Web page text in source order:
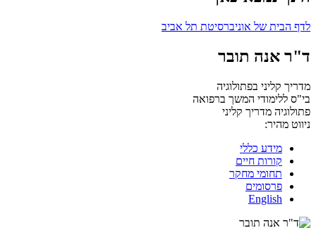
לדף הבית של אוניברסיטת תל אביב
ד"ר אנה תובר
מדריך קליני בפתולוגיה
בי"ס ללימודי המשך ברפואה
פתולוגיה מדריך קליני
ניווט מהיר:
מידע כללי
קורות חיים
תחומי מחקר
פרסומים
English